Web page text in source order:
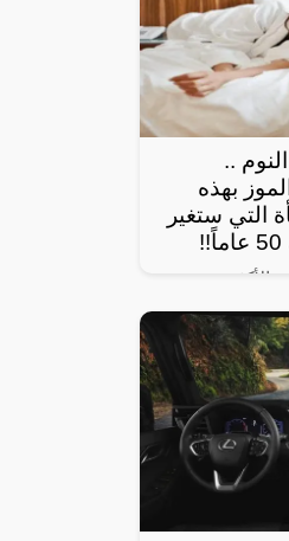
..
بهذه
التي ستغير
شعر صحي
بالبشرة
خلال فترة